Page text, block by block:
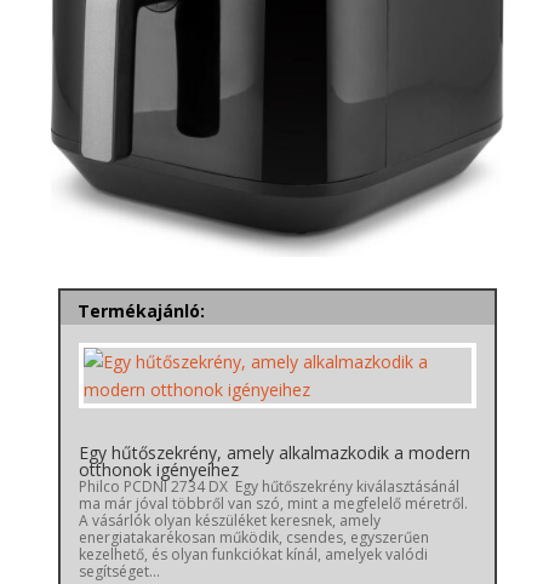
Termékajánló:
Egy hűtőszekrény, amely alkalmazkodik a modern
otthonok igényeihez
Philco PCDNI 2734 DX Egy hűtőszekrény kiválasztásánál
ma már jóval többről van szó, mint a megfelelő méretről.
A vásárlók olyan készüléket keresnek, amely
energiatakarékosan működik, csendes, egyszerűen
kezelhető, és olyan funkciókat kínál, amelyek valódi
segítséget...